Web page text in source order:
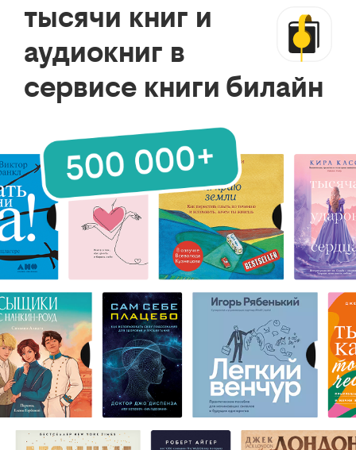
тысячи книг и
аудиокниг в
сервисе книги билайн